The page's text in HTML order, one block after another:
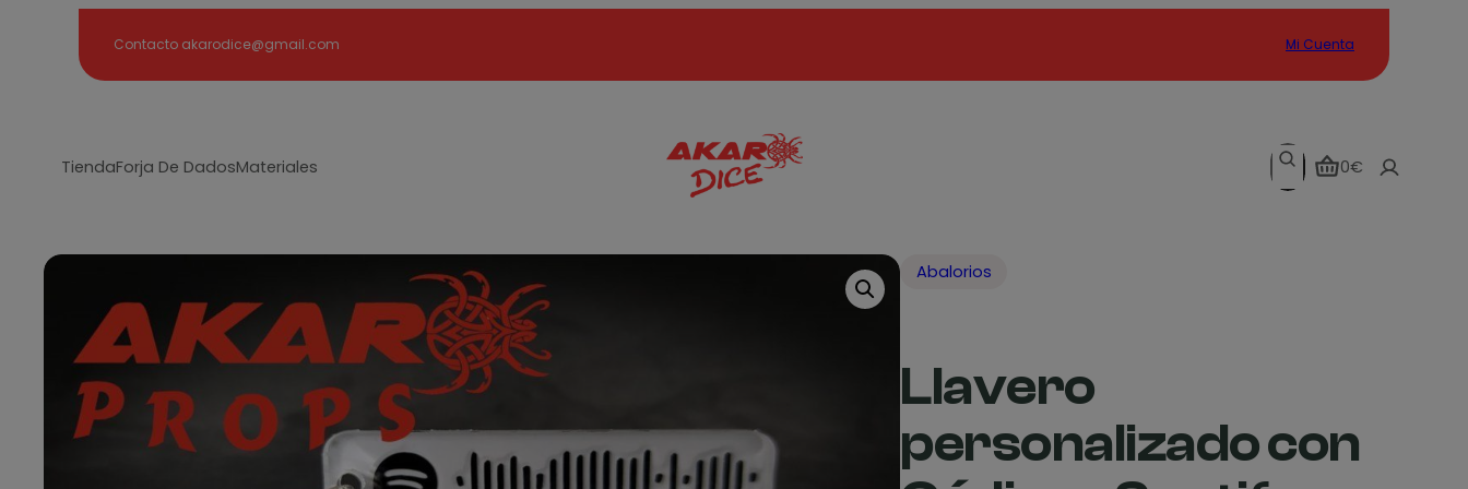
Contacto akarodice@gmail.com Mi Cuenta
TiendaForja De DadosMateriales
Search
0€
Abalorios
Llavero
personalizado con
Search